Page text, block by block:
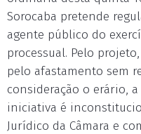
Sorocaba pretende
agente público do
processual. Pelo
pelo afastamento sem
consideração o erário,
iniciativa é
Jurídico da Câmara e